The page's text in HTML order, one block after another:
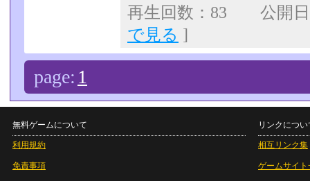
再生回数：83 公開
で見る ]
page: 1
無料ゲームについて
利用規約
免責事項
リンクについ
相互リンク集
ゲームサイト